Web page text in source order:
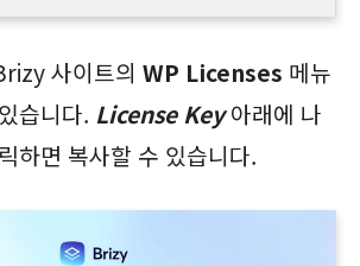
사이트의 WP Licenses 메뉴
습니다. License Key아래에 나
하면 복사할 수 있습니다.